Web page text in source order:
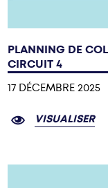
PLANNING DE
CIRCUIT 4
17 DÉCEMBRE 2025
VISUALISER